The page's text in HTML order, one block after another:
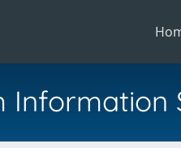
Information